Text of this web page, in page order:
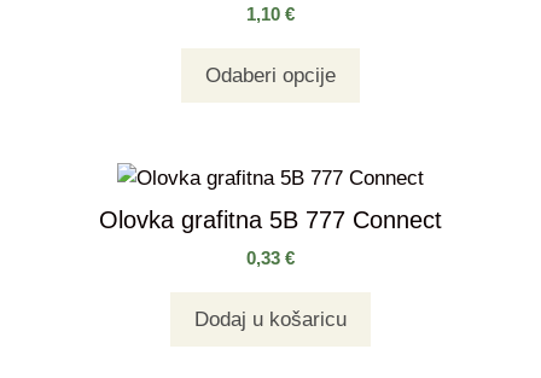
1,10 €
Odaberi opcije
Olovka grafitna 5B 777 Connect
0,33 €
Dodaj u košaricu